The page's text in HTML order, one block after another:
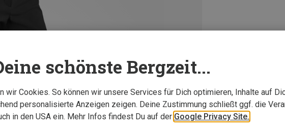
schönste Bergzeit...
wir Cookies. So können wir unsere Services für Dich optimieren, Inhalte auf
personalisierte Anzeigen zeigen. Deine Zustimmung schließt ggf. die
in den USA ein. Mehr Infos findest Du auf der Google Privacy Site.